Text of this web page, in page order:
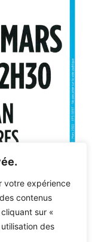
votre expérience
contenus
sur «
des